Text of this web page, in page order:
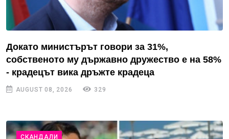
Докато министърът говори за 31%,
собственото му държавно дружество е на 58%
- крадецът вика дръжте крадеца
AUGUST 08, 2026 329
СКАНДАЛИ